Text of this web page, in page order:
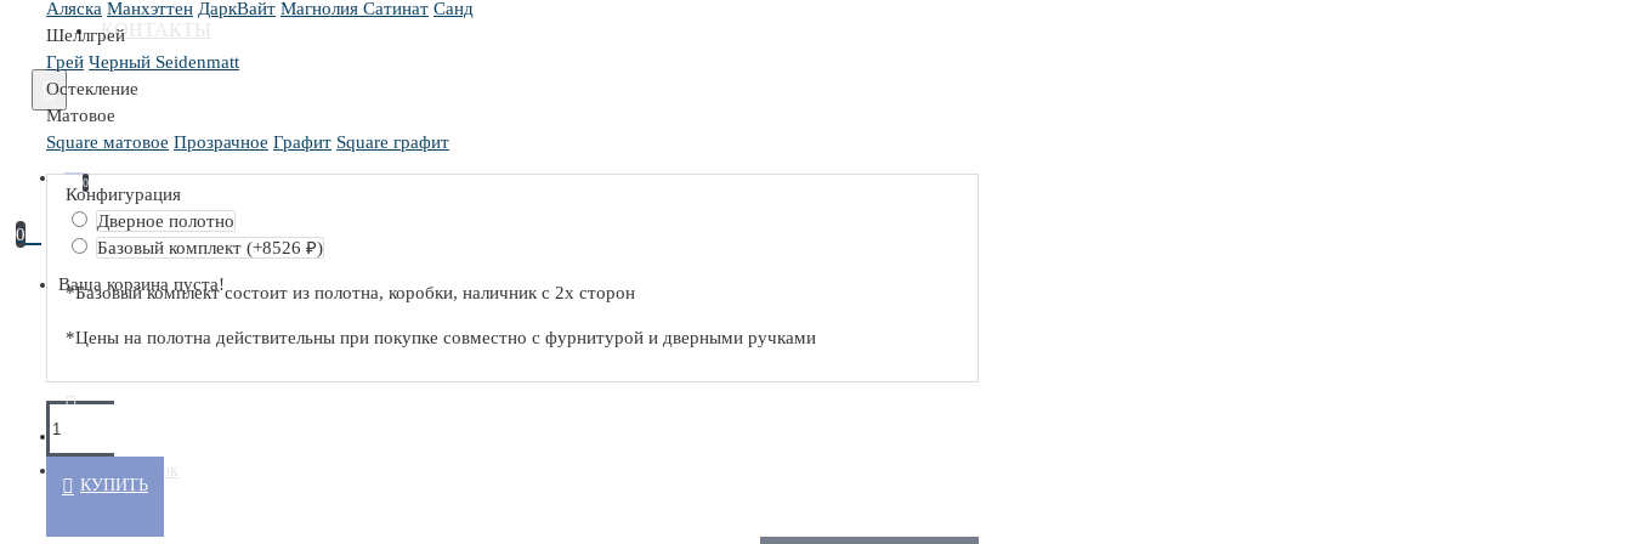
Серия 0PA
Серия 0PE
С ДРЕВЕСНЫМ ПОКРЫТИЕМ
Серия N
КОНТАКТЫ
0
0
Ваша корзина пуста!
ОБРАТНЫЙ ЗВОНОК
Аляска Манхэттен ДаркВайт Магнолия Сатинат Санд
Шеллгрей
Грей Черный Seidenmatt
Остекление
Матовое
Square матовое Прозрачное Графит Square графит
Конфигурация
Дверное полотно
Базовый комплект (+8526 ₽)
*Базовый комплект состоит из полотна, коробки, наличник с 2х сторон
*Цены на полотна действительны при покупке совместно с фурнитурой и дверными ручками
КУПИТЬ